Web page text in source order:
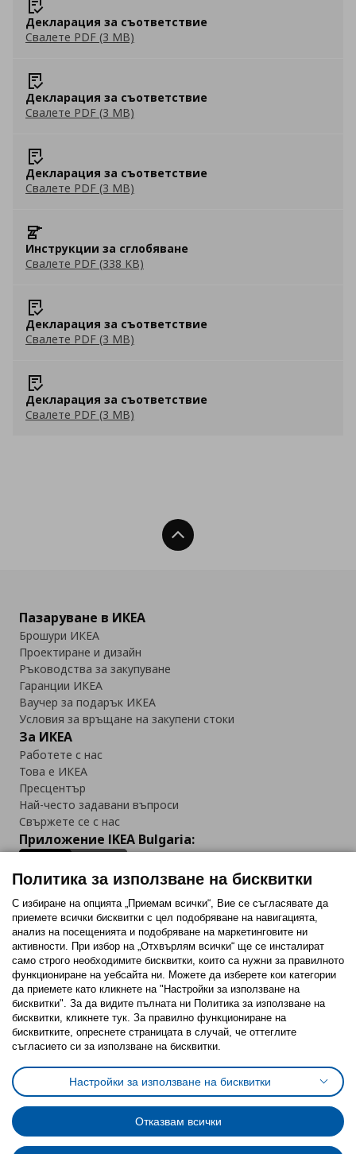
Декларация за съответствие
Свалете PDF (3 MB)
Декларация за съответствие
Свалете PDF (3 MB)
Декларация за съответствие
Свалете PDF (3 MB)
Инструкции за сглобяване
Свалете PDF (338 KB)
Декларация за съответствие
Свалете PDF (3 MB)
Декларация за съответствие
Свалете PDF (3 MB)
Нагоре
Пазаруване в ИКЕА
Брошури ИКЕА
Проектиране и дизайн
Ръководства за закупуване
Гаранции ИКЕА
Ваучер за подарък ИКЕА
Условия за връщане на закупени стоки
За ИКЕА
Работете с нас
Това е ИКЕА
Пресцентър
Най-често задавани въпроси
Свържете се с нас
Приложение IKEA Bulgaria:
Последвайте ни:
FacebookTwitterYoutubePinterestInstagram
Политика за използване на бисквитки (Cookies)
Избор на настройки за използване на бисквитки
Условия за ползване на ikea.bgОбща политика за личните данни
Политика за защита на личните данни на ikea.bg
Общи условия на програма IKEA Family
Политика за защита на лични данни на програма IKEA Family
Политика за използване на бисквитки
С избиране на опцията „Приемам всички“, Вие се съгласявате да
приемете всички бисквитки с цел подобряване на навигацията,
анализ на посещенията и подобряване на маркетинговите ни
активности. При избор на „Отхвърлям всички“ ще се инсталират
само строго необходимитe бисквитки, които са нужни за правилното
функциониране на уебсайта ни. Можете да изберете кои категории
да приемете като кликнете на "Настройки за използване на
бисквитки". За да видите пълната ни Политика за използване на
бисквитки, кликнете тук. За правилно функциониране на
бисквитките, опреснете страницата в случай, че оттеглите
съгласието си за използване на бисквитки.
Настройки за използване на бисквитки
Отказвам всички